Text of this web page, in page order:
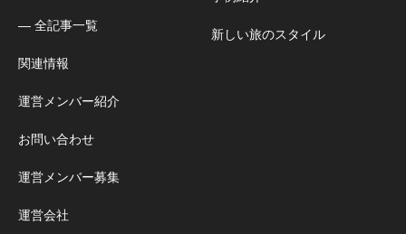
― 全記事一覧
関連情報
運営メンバー紹介
お問い合わせ
運営メンバー募集
運営会社
新しい旅のスタイル